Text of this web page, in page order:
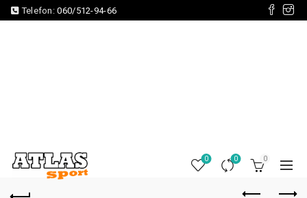
Telefon:060/512-94-66
0 0 0